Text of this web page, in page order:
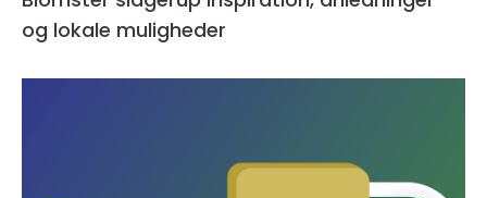
og lokale muligheder